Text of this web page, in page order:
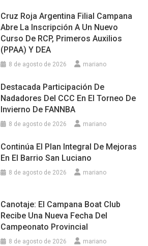
Cruz Roja Argentina Filial Campana
Abre La Inscripción A Un Nuevo
Curso De RCP, Primeros Auxilios
(PPAA) Y DEA
8 de agosto de 2026 mariano
Destacada Participación De
Nadadores Del CCC En El Torneo De
Invierno De FANNBA
8 de agosto de 2026 mariano
Continúa El Plan Integral De Mejoras
En El Barrio San Luciano
8 de agosto de 2026 mariano
Canotaje: El Campana Boat Club
Recibe Una Nueva Fecha Del
Campeonato Provincial
8 de agosto de 2026 mariano